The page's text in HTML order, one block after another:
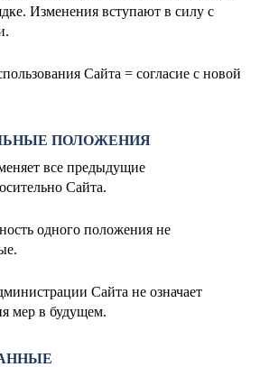
Изменения вступают в силу с
Сайта = согласие с новой
ПОЛОЖЕНИЯ
все предыдущие
Сайта.
одного положения не
Сайта не означает
мер в будущем.